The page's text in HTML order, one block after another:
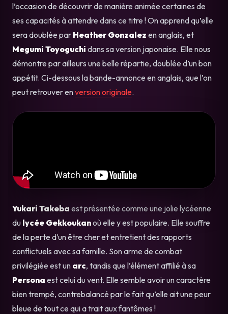
l’occasion de découvrir de manière animée certaines de
ses capacités à attendre dans ce titre ! On apprend qu’elle
sera doublée par Heather Gonzalez en anglais, et
Megumi Toyoguchi dans sa version japonaise. Elle nous
démontre par ailleurs une belle répartie, doublée d’un bon
appétit. Ci-dessous la bande-annonce en anglais, que l’on
peut retrouver enversion originale.
Yukari Takeba est présentée comme une jolie lycéenne
du lycée Gekkoukanoù elle y est populaire. Elle souffre
de la perte d’un être cher et entretient des rapports
conflictuels avec sa famille. Son arme de combat
privilégiée est un arc, tandis que l’élément affilié à sa
Persona est celui du vent. Elle semble avoir un caractère
bien trempé, contrebalancé par le fait qu’elle ait une peur
bleue de tout ce qui a trait aux fantômes !